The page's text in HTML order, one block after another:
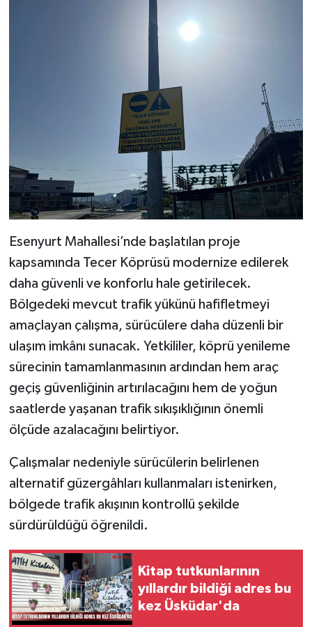
Esenyurt Mahallesi’nde başlatılan proje
kapsamında Tecer Köprüsü modernize edilerek
daha güvenli ve konforlu hale getirilecek.
Bölgedeki mevcut trafik yükünü hafifletmeyi
amaçlayan çalışma, sürücülere daha düzenli bir
ulaşım imkânı sunacak. Yetkililer, köprü yenileme
sürecinin tamamlanmasının ardından hem araç
geçiş güvenliğinin artırılacağını hem de yoğun
saatlerde yaşanan trafik sıkışıklığının önemli
ölçüde azalacağını belirtiyor.
Çalışmalar nedeniyle sürücülerin belirlenen
alternatif güzergâhları kullanmaları istenirken,
bölgede trafik akışının kontrollü şekilde
sürdürüldüğü öğrenildi.
Kitap tutkunlarının
yıllardır bildiği adres bu
kez Üsküdar'da